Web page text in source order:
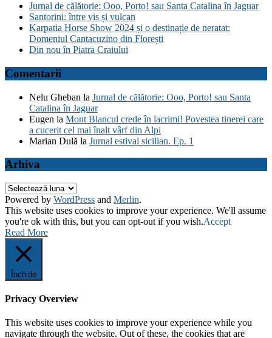
Jurnal de călătorie: Ooo, Porto! sau Santa Catalina în Jaguar
Santorini: între vis și vulcan
Karpatia Horse Show 2024 și o destinație de neratat:
Domeniul Cantacuzino din Florești
Din nou în Piatra Craiului
Comentarii
Nelu Gheban la Jurnal de călătorie: Ooo, Porto! sau Santa
Catalina în Jaguar
Eugen la Mont Blancul crede în lacrimi! Povestea tinerei care
a cucerit cel mai înalt vârf din Alpi
Marian Dulă la Jurnal estival sicilian. Ep. 1
Arhiva
Arhiva
Powered by WordPress and Merlin.
This website uses cookies to improve your experience. We'll assume
you're ok with this, but you can opt-out if you wish.Accept
Read More
Închide
Privacy Overview
This website uses cookies to improve your experience while you
navigate through the website. Out of these, the cookies that are